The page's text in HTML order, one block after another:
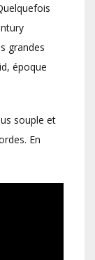
grandes
époque
souple et
En